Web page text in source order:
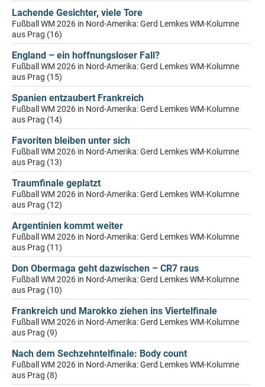
Lachende Gesichter, viele Tore
Fußball WM 2026 in Nord-Amerika: Gerd Lemkes WM-Kolumne
aus Prag (16)
England – ein hoffnungsloser Fall?
Fußball WM 2026 in Nord-Amerika: Gerd Lemkes WM-Kolumne
aus Prag (15)
Spanien entzaubert Frankreich
Fußball WM 2026 in Nord-Amerika: Gerd Lemkes WM-Kolumne
aus Prag (14)
Favoriten bleiben unter sich
Fußball WM 2026 in Nord-Amerika: Gerd Lemkes WM-Kolumne
aus Prag (13)
Traumfinale geplatzt
Fußball WM 2026 in Nord-Amerika: Gerd Lemkes WM-Kolumne
aus Prag (12)
Argentinien kommt weiter
Fußball WM 2026 in Nord-Amerika: Gerd Lemkes WM-Kolumne
aus Prag (11)
Don Obermaga geht dazwischen – CR7 raus
Fußball WM 2026 in Nord-Amerika: Gerd Lemkes WM-Kolumne
aus Prag (10)
Frankreich und Marokko ziehen ins Viertelfinale
Fußball WM 2026 in Nord-Amerika: Gerd Lemkes WM-Kolumne
aus Prag (9)
Nach dem Sechzehntelfinale: Body count
Fußball WM 2026 in Nord-Amerika: Gerd Lemkes WM-Kolumne
aus Prag (8)